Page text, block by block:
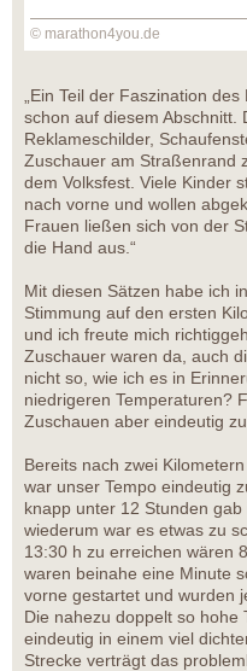
© marathon4you.de
„Ein Teil der Faszination
schon auf diesem Abschnitt.
Reklameschilder,
Zuschauer am Straßenrand
dem Volksfest. Viele Kinder
nach vorne und wollen
Frauen ließen sich von der
die Hand aus.“
Mit diesen Sätzen habe ich
Stimmung auf den ersten
und ich freute mich
Zuschauer waren da, auch
nicht so, wie ich es in
niedrigeren Temperaturen?
Zuschauen aber eindeutig zu
Bereits nach zwei
war unser Tempo eindeutig
knapp unter 12 Stunden
wiederum war es etwas zu
13:30 h zu erreichen wären
waren beinahe eine Minute
vorne gestartet und wurden
Die nahezu doppelt so hohe
eindeutig in einem viel
Strecke verträgt das